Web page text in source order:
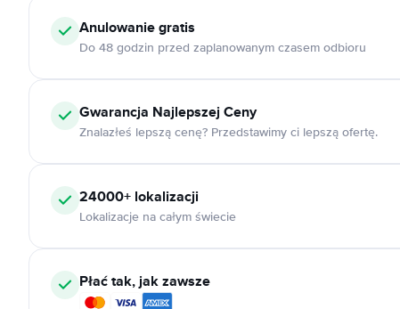
Anulowaniegratis
Do 48 godzin przed zaplanowanym czasem odbioru
Gwarancja Najlepszej Ceny
Znalazłeś lepszą cenę? Przedstawimy ci lepszą ofertę.
24000+ lokalizacji
Lokalizacje na całym świecie
Płać tak, jak zawsze